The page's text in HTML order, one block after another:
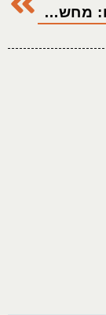
צבע המים: מחשבות על התבוננות וציור